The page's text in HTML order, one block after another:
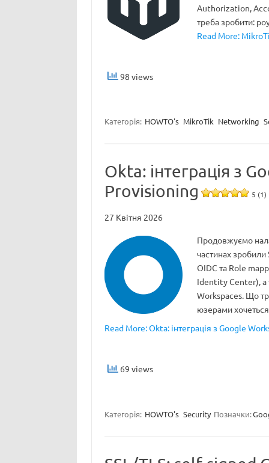
Authorization,
треба зробити:
Read More:
98 views
Категорія: HOWTO's MikroTik Networking
Okta: інтеграція з
Provisioning
5 (1)
27 Квітня 2026
Продовжуємо
частинах зробили
OIDC та Role
Identity Center), а
Workspaces. Що
юзерами
Read More: Okta: інтеграція з Google
69 views
Категорія: HOWTO's Security Позначки: